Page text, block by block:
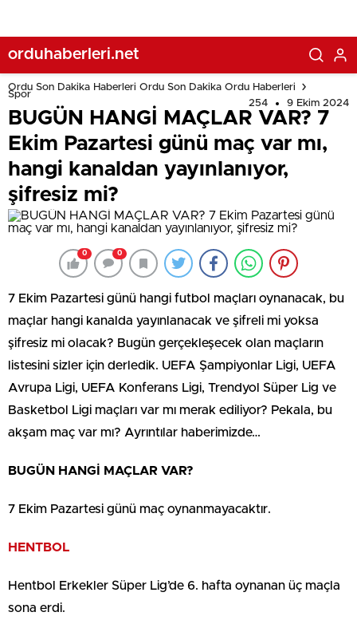
orduhaberleri.net
Ordu Son Dakika Haberleri Ordu Son Dakika Ordu Haberleri
Spor
254
9 Ekim 2024
BUGÜN HANGİ MAÇLAR VAR? 7
Ekim Pazartesi günü maç var mı,
hangi kanaldan yayınlanıyor,
şifresiz mi?
0 0
7 Ekim Pazartesi günü hangi futbol maçları oynanacak, bu
maçlar hangi kanalda yayınlanacak ve şifreli mi yoksa
şifresiz mi olacak? Bugün gerçekleşecek olan maçların
listesini sizler için derledik. UEFA Şampiyonlar Ligi, UEFA
Avrupa Ligi, UEFA Konferans Ligi, Trendyol Süper Lig ve
Basketbol Ligi maçları var mı merak ediliyor? Pekala, bu
akşam maç var mı? Ayrıntılar haberimizde…
BUGÜN HANGİ MAÇLAR VAR?
7 Ekim Pazartesi günü maç oynanmayacaktır.
HENTBOL
Hentbol Erkekler Süper Lig’de 6. hafta oynanan üç maçla
sona erdi.